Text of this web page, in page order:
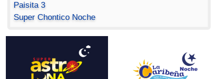
Paisita 3
Super Chontico Noche